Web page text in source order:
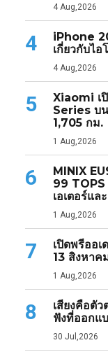
4 Aug,2026
4
iPhone
เกี่ยวกับไ
4 Aug,2026
5
Xiaomi เ
Series บ
1,705 กม.
1 Aug,2026
6
MINIX
99
เอเตอร์แล
1 Aug,2026
7
เปิดพรีออ
13 สิงหาค
1 Aug,2026
8
เสียงคือตั
ฟังที่ออกแ
30 Jul,2026